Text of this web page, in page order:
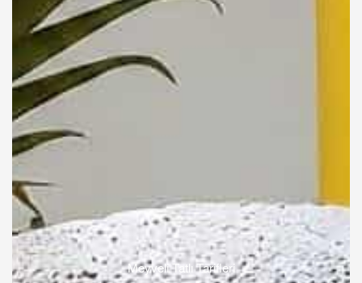
Meyveli Tatlı Tarifleri